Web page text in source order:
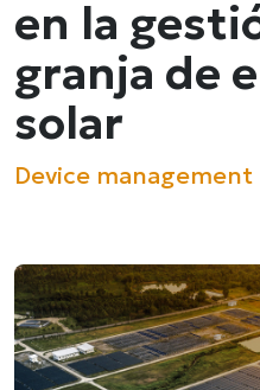
en la
granja de
solar
Device management